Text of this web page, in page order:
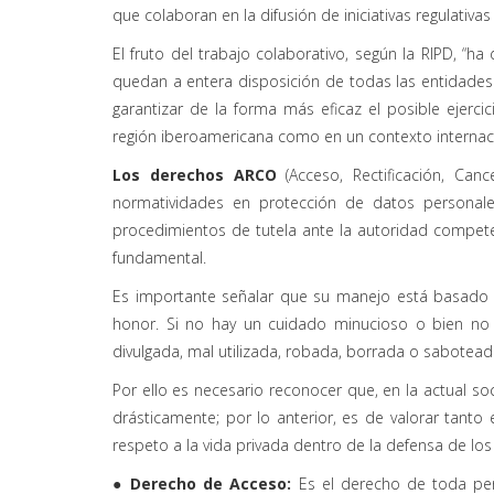
que colaboran en la difusión de iniciativas
El fruto del trabajo colaborativo, según la RIPD,
quedan a entera disposición de todas las
garantizar de la forma más eficaz el posible
región iberoamericana como en un contexto
Los derechos ARCO(Acceso, Rectificación,
normatividades en protección de datos
procedimientos de tutela ante la autoridad
fundamental.
Es importante señalar que su manejo está
honor. Si no hay un cuidado minucioso o bien
divulgada, mal utilizada, robada, borrada o
Por ello es necesario reconocer que, en la actual
drásticamente; por lo anterior, es de valorar
respeto a la vida privada dentro de la defensa de
● Derecho de Acceso: Es el derecho de toda